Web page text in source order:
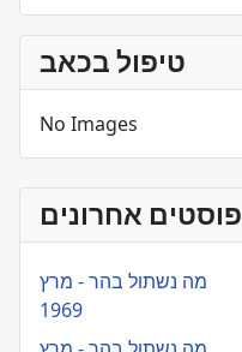
טיפול בכאב
No Images
פוסטים אחרונים
מה נשתול בהר - מרץ
1969